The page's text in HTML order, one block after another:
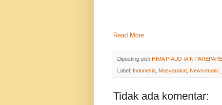
Read More
Diposting oleh HIMA PIAUD IAIN PAREPARE
Label: Indonesia Masyarakat
Tidak ada komentar: